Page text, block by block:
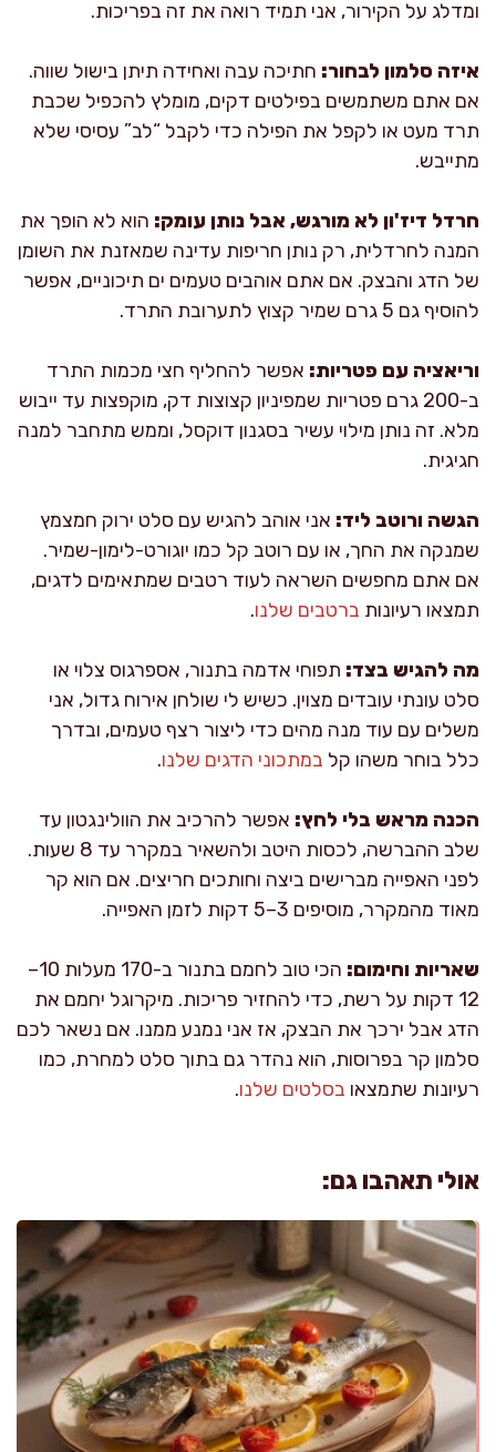
ומדלג על הקירור, אני תמיד רואה את זה בפריכות.
איזה סלמון לבחור: חתיכה עבה ואחידה תיתן בישול שווה.
אם אתם משתמשים בפילטים דקים, מומלץ להכפיל שכבת
תרד מעט או לקפל את הפילה כדי לקבל “לב” עסיסי שלא
מתייבש.
חרדל דיז'ון לא מורגש, אבל נותן עומק: הוא לא הופך את
המנה לחרדלית, רק נותן חריפות עדינה שמאזנת את השומן
של הדג והבצק. אם אתם אוהבים טעמים ים תיכוניים, אפשר
להוסיף גם 5 גרם שמיר קצוץ לתערובת התרד.
וריאציה עם פטריות: אפשר להחליף חצי מכמות התרד
ב-200 גרם פטריות שמפיניון קצוצות דק, מוקפצות עד ייבוש
מלא. זה נותן מילוי עשיר בסגנון דוקסל, וממש מתחבר למנה
חגיגית.
הגשה ורוטב ליד: אני אוהב להגיש עם סלט ירוק חמצמץ
שמנקה את החך, או עם רוטב קל כמו יוגורט-לימון-שמיר.
אם אתם מחפשים השראה לעוד רטבים שמתאימים לדגים,
תמצאו רעיונות ברטבים שלנו.
מה להגיש בצד: תפוחי אדמה בתנור, אספרגוס צלוי או
סלט עונתי עובדים מצוין. כשיש לי שולחן אירוח גדול, אני
משלים עם עוד מנה מהים כדי ליצור רצף טעמים, ובדרך
כלל בוחר משהו קל במתכוני הדגים שלנו.
הכנה מראש בלי לחץ: אפשר להרכיב את הוולינגטון עד
שלב ההברשה, לכסות היטב ולהשאיר במקרר עד 8 שעות.
לפני האפייה מברישים ביצה וחותכים חריצים. אם הוא קר
מאוד מהמקרר, מוסיפים 3–5 דקות לזמן האפייה.
שאריות וחימום:
הכי טוב לחמם בתנור ב-170 מעלות 10–
12 דקות על רשת, כדי להחזיר פריכות. מיקרוגל יחמם את
הדג אבל ירכך את הבצק, אז אני נמנע ממנו. אם נשאר לכם
סלמון קר בפרוסות, הוא נהדר גם בתוך סלט למחרת, כמו
רעיונות שתמצאו בסלטים שלנו.
אולי תאהבו גם: